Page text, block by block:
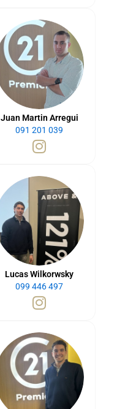
Juan Martin Arregui
091 201 039
Lucas Wilkorwsky
099 446 497